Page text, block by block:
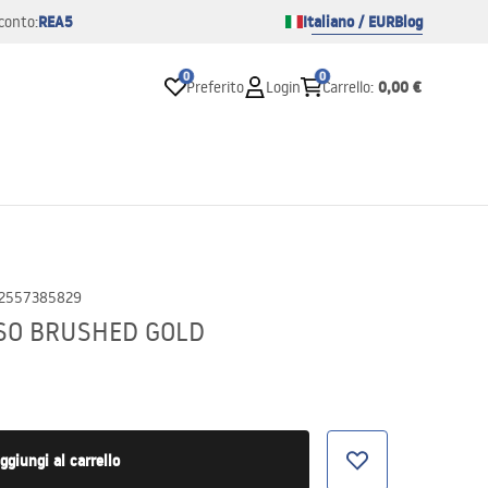
REA5 Italiano / EURBlog
0
Preferito Login
0
Carrello: 0,00 €
BRUSHED GOLD
al carrello